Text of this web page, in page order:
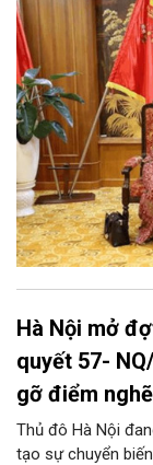
vọng về những
Nam và Uganda.
Hà Nội mở
quyết 57-
gỡ điểm
Thủ đô Hà Nội
tạo sự chuyển